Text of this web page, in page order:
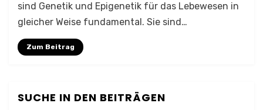
sind Genetik und Epigenetik für das Lebewesen in
gleicher Weise fundamental. Sie sind…
Zum Beitrag
SUCHE IN DEN BEITRÄGEN